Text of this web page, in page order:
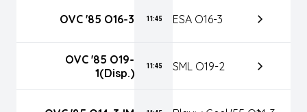
OVC '85 O16-3 11:45 ESA O16-3
OVC '85 O19-
1(disp.)
11:45 SML O19-2